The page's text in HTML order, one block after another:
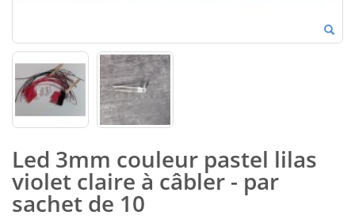
Led 3mm couleur pastel lilas
violet claire à câbler - par
sachet de 10